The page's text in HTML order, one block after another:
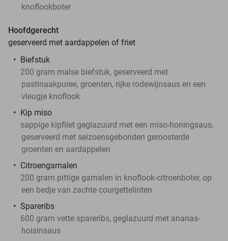
knoflookboter
Hoofdgerecht
geserveerd met aardappelen of friet
Biefstuk
200 gram malse biefstuk, geserveerd met
pastinaakpuree, groenten, rijke rodewijnsaus en een
vleugje knoflook
Kip miso
sappige kipfilet geglazuurd met een miso-honingsaus,
geserveerd met seizoensgebonden geroosterde
groenten en aardappelen
Citroengarnalen
200 gram pittige garnalen in knoflook-citroenboter, op
een bedje van zachte courgettelinten
Spareribs
600 gram vette spareribs, geglazuurd met ananas-
hoisinsaus